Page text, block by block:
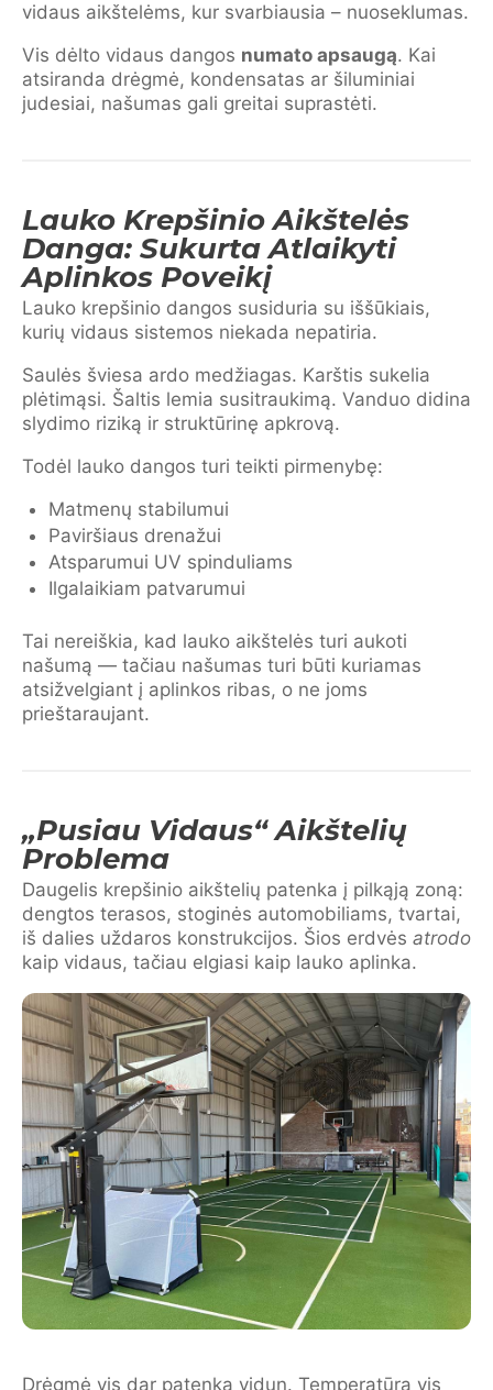
vidaus aikštelėms, kur svarbiausia – nuoseklumas.
Vis dėlto vidaus dangos numato apsaugą. Kai
atsiranda drėgmė, kondensatas ar šiluminiai
judesiai, našumas gali greitai suprastėti.
Lauko Krepšinio Aikštelės
Danga: Sukurta Atlaikyti
Aplinkos Poveikį
Lauko krepšinio dangos susiduria su iššūkiais,
kurių vidaus sistemos niekada nepatiria.
Saulės šviesa ardo medžiagas. Karštis sukelia
plėtimąsi. Šaltis lemia susitraukimą. Vanduo didina
slydimo riziką ir struktūrinę apkrovą.
Todėl lauko dangos turi teikti pirmenybę:
Matmenų stabilumui
Paviršiaus drenažui
Atsparumui UV spinduliams
Ilgalaikiam patvarumui
Tai nereiškia, kad lauko aikštelės turi aukoti
našumą — tačiau našumas turi būti kuriamas
atsižvelgiant į aplinkos ribas, o ne joms
prieštaraujant.
„Pusiau Vidaus“ Aikštelių
Problema
Daugelis krepšinio aikštelių patenka į pilkąją zoną:
dengtos terasos, stoginės automobiliams, tvartai,
iš dalies uždaros konstrukcijos. Šios erdvės atrodo
kaip vidaus, tačiau elgiasi kaip lauko aplinka.
Drėgmė vis dar patenka vidun. Temperatūra vis